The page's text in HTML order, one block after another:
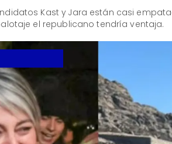
Kast y Jara están casi
el republicano tendría ventaja.